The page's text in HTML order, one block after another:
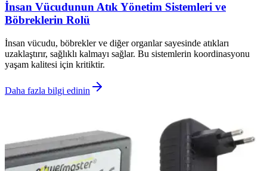
İnsan Vücudunun Atık Yönetim Sistemleri ve
Böbreklerin Rolü
İnsan vücudu, böbrekler ve diğer organlar sayesinde atıkları
uzaklaştırır, sağlıklı kalmayı sağlar. Bu sistemlerin koordinasyonu
yaşam kalitesi için kritiktir.
Daha fazla bilgi edinin